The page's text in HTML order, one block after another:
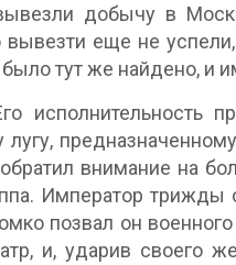
добычу в
вывезти еще не
тут же найдено, и
исполнительность
обратил внимание на
Император трижды
позвал он
и, ударив своего